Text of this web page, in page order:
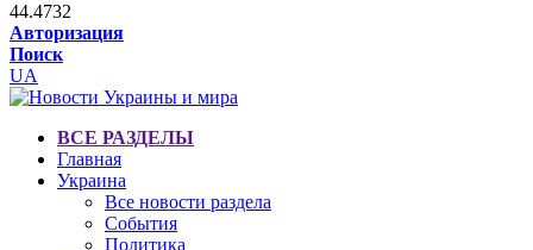
44.4732
Авторизация
Поиск
UA
ВСЕ РАЗДЕЛЫ
Главная
Украина
Все новости раздела
События
Политика